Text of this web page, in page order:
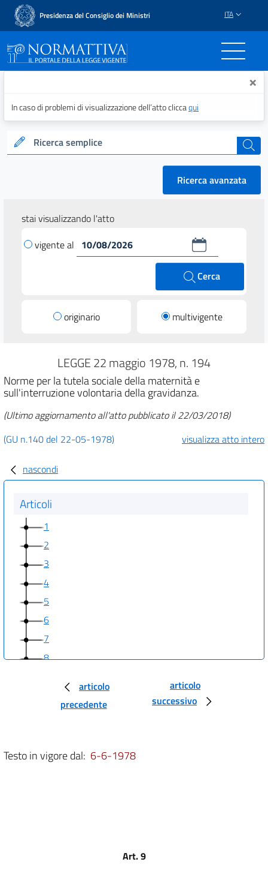
Presidenza del Consiglio dei Ministri ITA
Normattiva - Il portale ×
In caso di problemi di visualizzazione dell’atto cliccaqui
Ricerca semplice cerca
Ricerca avanzata
stai visualizzando l'atto
vigente al
Cerca
originario multivigente
LEGGE 22 maggio 1978, n. 194
Norme per la tutela sociale della maternità e
sull'interruzione volontaria della gravidanza.
(Ultimo aggiornamento all'atto pubblicato il 22/03/2018)
(GU n.140 del 22-05-1978)
visualizza atto intero
nascondi
Articoli
1
2
3
4
5
6
7
8
13
articolo
precedente
articolo
successivo
Testo in vigore dal: 6-6-1978
Art. 9